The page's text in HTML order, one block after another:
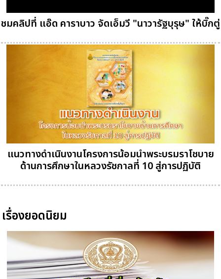
ชมคลิปที่ แอ๊ด คาราบาว จัดเอ็มวี "นาวารัฐบุรุษ" ให้บิ๊กตู่
แนวทางดำเนินงานโครงการน้อมนำพระบรมราโชบาย
ด้านการศึกษาในหลวงรัชกาลที่ 10 สู่การปฏิบัติ
เรื่องยอดนิยม